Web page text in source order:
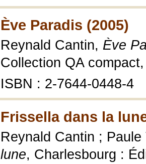
Ève Paradis (2005)
Reynald Cantin, Ève
Collection QA
ISBN : 2-7644-0448-4
Frissella dans la
Reynald Cantin ;
lune, Charlesbourg :